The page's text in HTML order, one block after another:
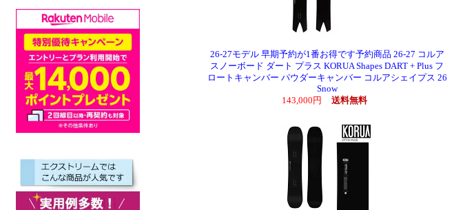
26-27モデル 早期予約が1番お得です予約商品 26-27 コルア
スノーボード ダート プラス KORUA Shapes DART + Plus フ
ロートキャンバー パウダーキャンバー コルアシェイプス 26
Snow
143,000円
送料無料